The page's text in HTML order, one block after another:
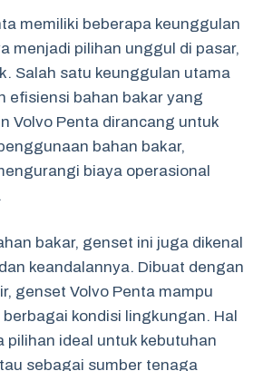
memiliki beberapa keunggulan
menjadi pilihan unggul di pasar,
Salah satu keunggulan utama
efisiensi bahan bakar yang
Volvo Penta dirancang untuk
bahan bakar,
biaya operasional
bakar, genset ini juga dikenal
keandalannya. Dibuat dengan
genset Volvo Penta mampu
kondisi lingkungan. Hal
pilihan ideal untuk kebutuhan
sebagai sumber tenaga